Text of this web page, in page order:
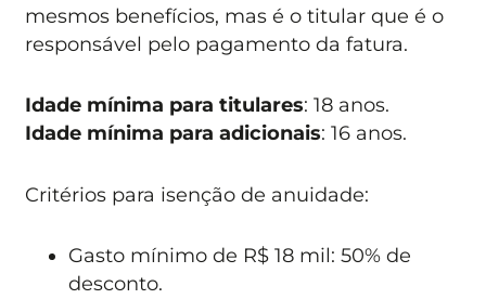
mesmos benefícios, mas é o titular que é o
responsável pelo pagamento da fatura.
Idade mínima para titulares: 18 anos.
Idade mínima para adicionais: 16 anos.
Critérios para isenção de anuidade:
Gasto mínimo de R$ 18 mil: 50% de
desconto.